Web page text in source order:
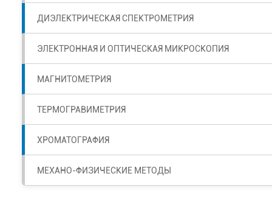
ДИЭЛЕКТРИЧЕСКАЯ СПЕКТРОМЕТРИЯ
ЭЛЕКТРОННАЯ И ОПТИЧЕСКАЯ МИКРОСКОПИЯ
МАГНИТОМЕТРИЯ
ТЕРМОГРАВИМЕТРИЯ
ХРОМАТОГРАФИЯ
МЕХАНО-ФИЗИЧЕСКИЕ МЕТОДЫ